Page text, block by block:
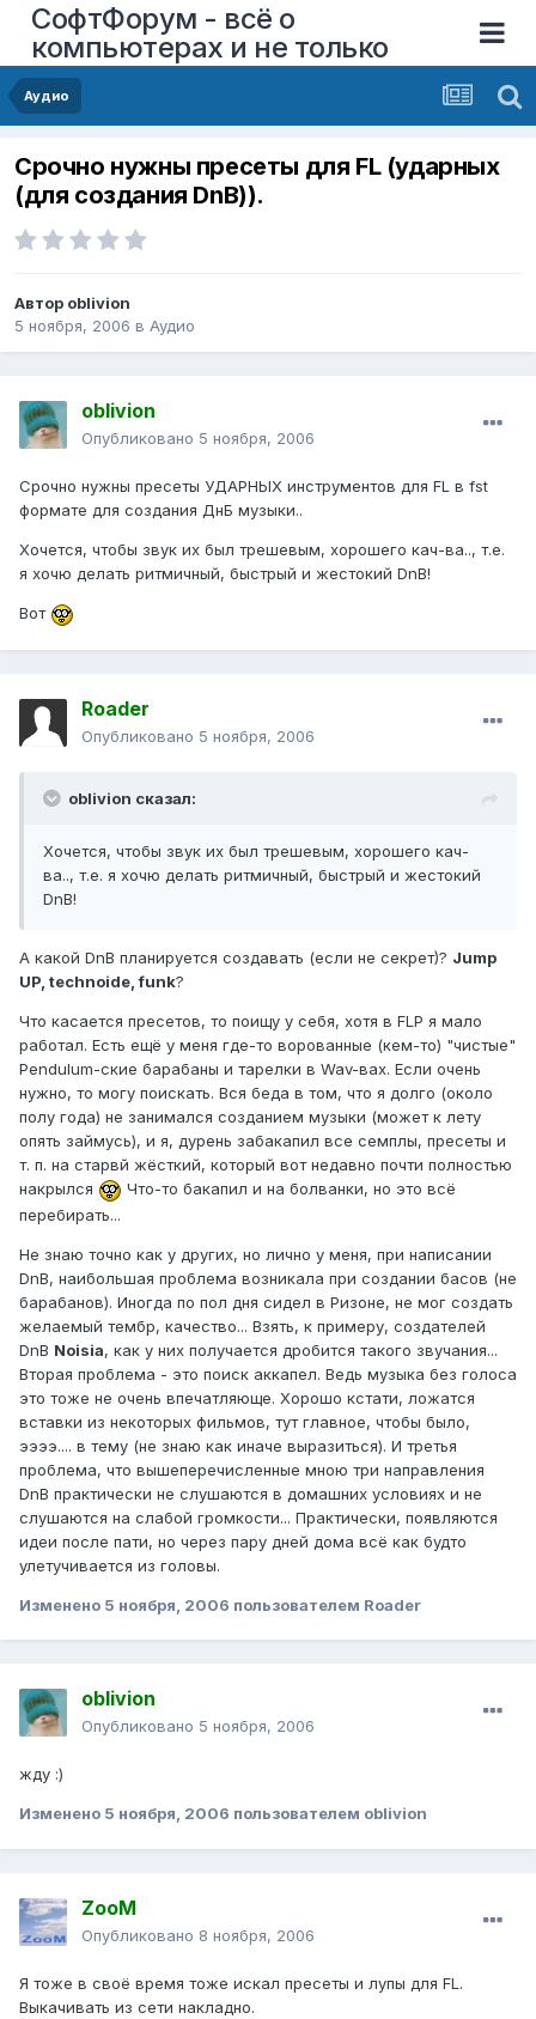
СофтФорум - всё о
компьютерах и не только
Аудио
Срочно нужны пресеты для FL (ударных
(для создания DnB)).
Автор oblivion
5 ноября, 2006 в Аудио
oblivion
Опубликовано 5 ноября, 2006
Срочно нужны пресеты УДАРНЫХ инструментов для FL в fst
формате для создания ДнБ музыки..
Хочется, чтобы звук их был трешевым, хорошего кач-ва.., т.е.
я хочю делать ритмичный, быстрый и жестокий DnB!
Вот
Roader
Опубликовано 5 ноября, 2006
oblivion сказал:
Хочется, чтобы звук их был трешевым, хорошего кач-
ва.., т.е. я хочю делать ритмичный, быстрый и жестокий
DnB!
А какой DnB планируется создавать (если не секрет)? Jump
UP, technoide, funk?
Что касается пресетов, то поищу у себя, хотя в FLP я мало
работал. Есть ещё у меня где-то ворованные (кем-то) "чистые"
Pendulum-ские барабаны и тарелки в Wav-вах. Если очень
нужно, то могу поискать. Вся беда в том, что я долго (около
полу года) не занимался созданием музыки (может к лету
опять займусь), и я, дурень забакапил все семплы, пресеты и
т. п. на старвй жёсткий, который вот недавно почти полностью
накрылся
Что-то бакапил и на болванки, но это всё
перебирать...
Не знаю точно как у других, но лично у меня, при написании
DnB, наибольшая проблема возникала при создании басов (не
барабанов). Иногда по пол дня сидел в Ризоне, не мог создать
желаемый тембр, качество... Взять, к примеру, создателей
DnB Noisia, как у них получается дробится такого звучания...
Вторая проблема - это поиск аккапел. Ведь музыка без голоса
это тоже не очень впечатляюще. Хорошо кстати, ложатся
вставки из некоторых фильмов, тут главное, чтобы было,
ээээ.... в тему (не знаю как иначе выразиться). И третья
проблема, что вышеперечисленные мною три направления
DnB практически не слушаются в домашних условиях и не
слушаются на слабой громкости... Практически, появляются
идеи после пати, но через пару дней дома всё как будто
улетучивается из головы.
Изменено 5 ноября, 2006 пользователем Roader
oblivion
Опубликовано 5 ноября, 2006
жду :)
Изменено 5 ноября, 2006 пользователем oblivion
ZooM
Опубликовано 8 ноября, 2006
Я тоже в своё время тоже искал пресеты и лупы для FL.
Выкачивать из сети накладно.